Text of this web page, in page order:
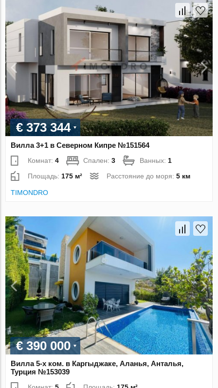
€ 373 344
Вилла 3+1 в Северном Кипре №151564
Комнат:4 Спален:3 Ванных: 1
Площадь: 175 м² Расстояние до моря:5 км
TIMONDRO
€ 390 000
Вилла 5-х ком. в Каргыджаке, Аланья, Анталья,
Турция №153039